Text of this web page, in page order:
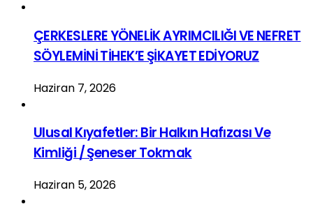
ÇERKESLERE YÖNELİK AYRIMCILIĞI VE NEFRET
SÖYLEMİNİ TİHEK’E ŞİKAYET EDİYORUZ
Haziran 7, 2026
Ulusal Kıyafetler: Bir Halkın Hafızası Ve
Kimliği / Şeneser Tokmak
Haziran 5, 2026